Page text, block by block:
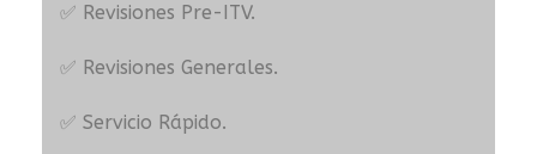
✅ Revisiones Pre-ITV.
✅ Revisiones Generales.
✅ Servicio Rápido.